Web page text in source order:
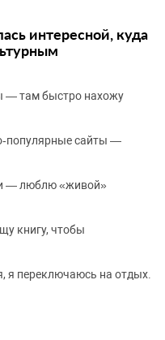
интересной, куда
— там быстро нахожу
сайты —
— люблю «живой»
книгу, чтобы
я переключаюсь на отдых.